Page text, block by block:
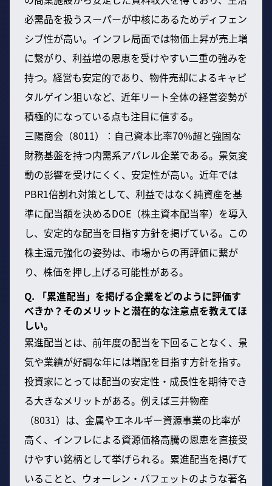
必需品を扱うスーパーが中核にあるためディフェン
シブ性が高い。インフレ局面では物価上昇が売上増
に繋がり、利益増の恩恵を受けやすい二重の強みを
持つ。経営も安定的であり、物件売却によるキャピ
タルゲイン狙いなど、近年リート全体の経営姿勢が
積極的になっている点も注目に値する。
三陽商会（8011）：自己資本比率70%超と強固な
財務基盤を持つ内需系アパレル企業である。景気変
動の影響を受けにくく、安定性が高い。近年では
PBR1倍割れ対策として、利益ではなく純資産を基
準に配当額を決めるDOE（株主資本配当率）を導入
し、安定的な配当を目指す方針を掲げている。この
株主還元強化の姿勢は、市場からの再評価に繋が
り、株価を押し上げる可能性がある。
Q. 「累進配当」を掲げる企業をどのように評価す
べきか？そのメリットと潜在的な注意点を教えてほ
しい。
累進配当とは、前年度の配当を下回ることなく、景
気や業績が好調な年には増配を目指す方針を指す。
投資家にとっては配当の安定性・成長性を期待でき
る大きなメリットがある。例えば三井物産
（8031）は、金属やエネルギー資源事業の比率が
高く、インフレによる資源価格高騰の恩恵を直接受
けやすい銘柄として挙げられる。累進配当を掲げて
いることと、ウォーレン・バフェットのような著名